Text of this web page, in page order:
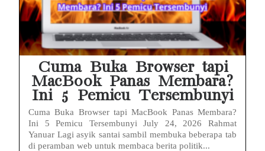
Cuma Buka Browser tapi
MacBook Panas Membara?
Ini 5 Pemicu Tersembunyi
Cuma Buka Browser tapi MacBook Panas Membara?
Ini 5 Pemicu Tersembunyi July 24, 2026 Rahmat
Yanuar Lagi asyik santai sambil membuka beberapa tab
di peramban web untuk membaca berita politik...